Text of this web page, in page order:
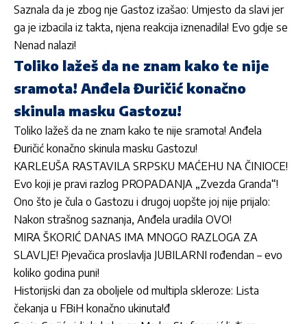
Saznala da je zbog nje Gastoz izašao: Umjesto da slavi jer
ga je izbacila iz takta, njena reakcija iznenadila! Evo gdje se
Nenad nalazi!
Toliko lažeš da ne znam kako te nije
sramota! Anđela Đuričić konačno
skinula masku Gastozu!
Toliko lažeš da ne znam kako te nije sramota! Anđela
Đuričić konačno skinula masku Gastozu!
KARLEUŠA RASTAVILA SRPSKU MAĆEHU NA ČINIOCE!
Evo koji je pravi razlog PROPADANJA „Zvezda Granda“!
Ono što je čula o Gastozu i drugoj uopšte joj nije prijalo:
Nakon strašnog saznanja, Anđela uradila OVO!
MIRA ŠKORIĆ DANAS IMA MNOGO RAZLOGA ZA
SLAVLJE! Pjevačica proslavlja JUBILARNI rođendan – evo
koliko godina puni!
Historijski dan za oboljele od multipla skleroze: Lista
čekanja u FBiH konačno ukinuta!đ